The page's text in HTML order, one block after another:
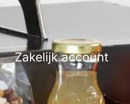
Zakelijk account